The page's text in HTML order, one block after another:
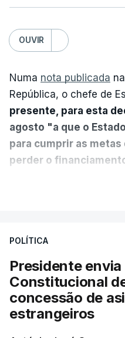
OUVIR
Numa nota publicada
República, o chefe de
presente, para esta
agosto "a que o
para cumprir as metas
perder o
sistema mais simples,
"Sempre que seja
eliminar sobreposições
chegam a quem mais
um passo na direção
POLÍTICA
Presidente
Constitucional
concessão de
estrangeiros